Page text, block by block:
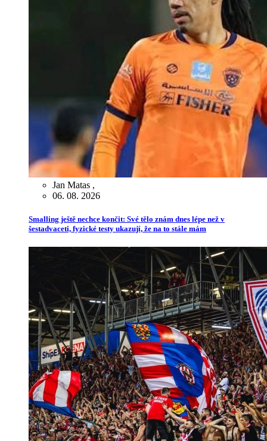
Jan Matas ,
06. 08. 2026
Smalling ještě nechce končit: Své tělo znám dnes lépe než v
šestadvaceti, fyzické testy ukazují, že na to stále mám